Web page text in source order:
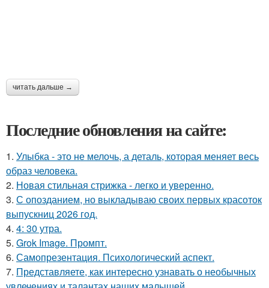
читать дальше →
Последние обновления на сайте:
1. Улыбка - это не мелочь, а деталь, которая меняет весь
образ человека.
2. Новая стильная стрижка - легко и уверенно.
3. С опозданием, но выкладываю своих первых красоток
выпускниц 2026 год.
4. 4: 30 утра.
5. Grok Image. Промпт.
6. Самопрезентация. Психологический аспект.
7. Представляете, как интересно узнавать о необычных